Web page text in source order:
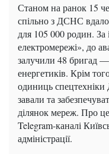
Станом на ранок 15
спільно з ДСНС
для 105 000 родин.
електромережі», до
залучили 48 бригад
енергетиків. Крім
одиниць
завали та
ділянок мереж. Про
Telegram-каналі
адміністрації.